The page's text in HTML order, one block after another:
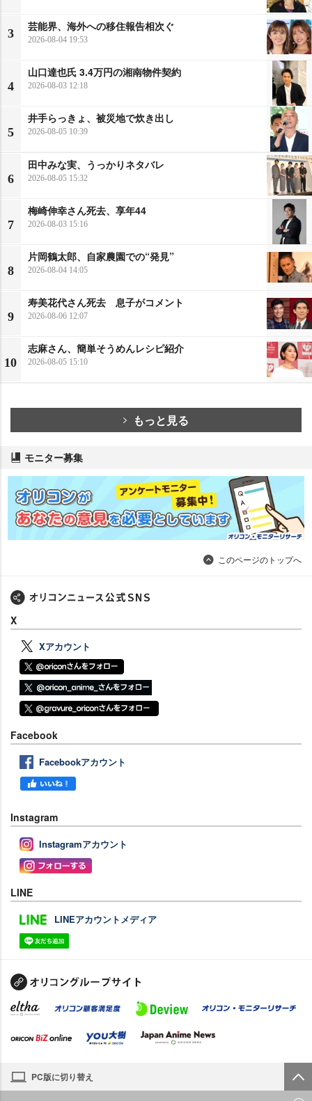
3
芸能界、海外への移住報告相次ぐ
2026-08-04 19:53
4
山口達也氏 3.4万円の湘南物件契約
2026-08-03 12:18
5
井手らっきょ、被災地で炊き出し
2026-08-05 10:39
6
田中みな実、うっかりネタバレ
2026-08-05 15:32
7
梅崎伸幸さん死去、享年44
2026-08-03 15:16
8
片岡鶴太郎、自家農園での“発見”
2026-08-04 14:05
9
寿美花代さん死去 息子がコメント
2026-08-06 12:07
10
志麻さん、簡単そうめんレシピ紹介
2026-08-05 15:10
もっと見る
モニター募集
このページのトップへ
X
Xアカウント
Facebook
Facebookアカウント
Instagram
Instagramアカウント
LINE
LINEアカウントメディア
PC版に切り替え